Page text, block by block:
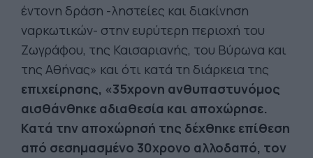
έντονη δράση -ληστείες και διακίνηση
ναρκωτικών- στην ευρύτερη περιοχή του
Ζωγράφου, της Καισαριανής, του Βύρωνα και
της Αθήνας» και ότι κατά τη διάρκεια της
επιχείρησης, «35χρονη ανθυπαστυνόμος
αισθάνθηκε αδιαθεσία και αποχώρησε.
Κατά την αποχώρησή της δέχθηκε επίθεση
από σεσημασμένο 30χρονο αλλοδαπό, τον